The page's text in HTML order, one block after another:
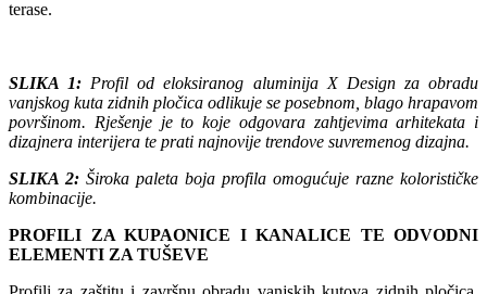
terase.
SLIKA 1: Profil od eloksiranog aluminija X Design za obradu
vanjskog kuta zidnih pločica odlikuje se posebnom, blago hrapavom
površinom. Rješenje je to koje odgovara zahtjevima arhitekata i
dizajnera interijera te prati najnovije trendove suvremenog dizajna.
SLIKA 2: Široka paleta boja profila omogućuje razne kolorističke
kombinacije.
PROFILI ZA KUPAONICE I KANALICE TE ODVODNI
ELEMENTI ZA TUŠEVE